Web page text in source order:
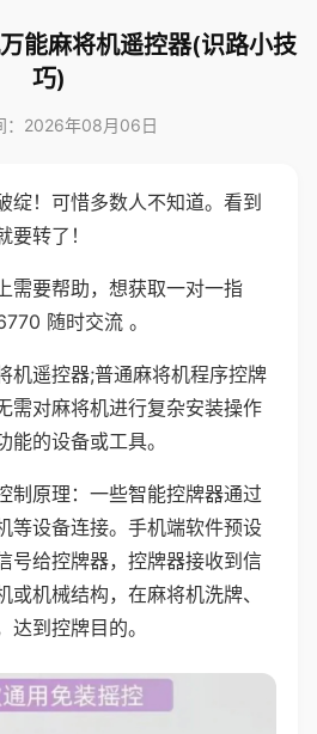
能麻将机遥控器(识路小技
巧)
：2026年08月06日
绽！可惜多数人不知道。看到
转了！
需要帮助，想获取一对一指
随时交流 。
机遥控器;普通麻将机程序控牌
需对麻将机进行复杂安装操作
的设备或工具。
制原理：一些智能控牌器通过
等设备连接。手机端软件预设
号给控牌器，控牌器接收到信
或机械结构，在麻将机洗牌、
到控牌目的。